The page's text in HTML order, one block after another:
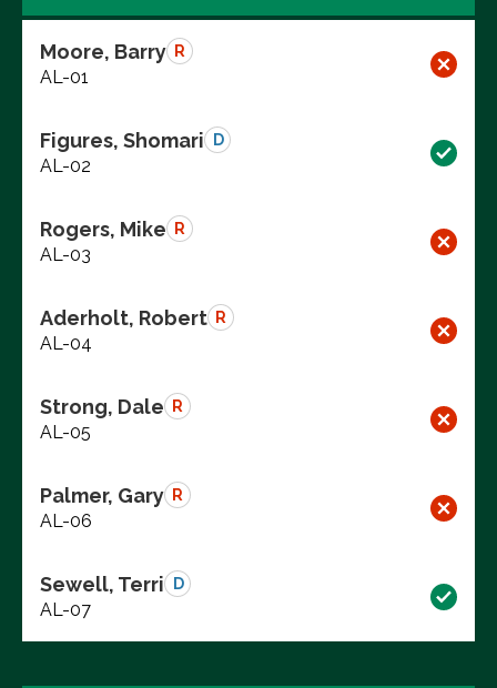
Moore, Barry R
AL-01
Figures, Shomari D
AL-02
Rogers, Mike R
AL-03
Aderholt, Robert R
AL-04
Strong, Dale R
AL-05
Palmer, Gary R
AL-06
Sewell, Terri D
AL-07